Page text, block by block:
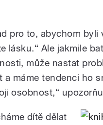
pro to, abychom byli
lásku.“ Ale jakmile
může nastat
a máme tendenci ho
osobnost,“
dítě dělat